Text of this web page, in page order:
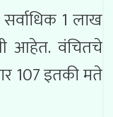
1 लाख
आहेत. वंचितचे
107 इतकी मते